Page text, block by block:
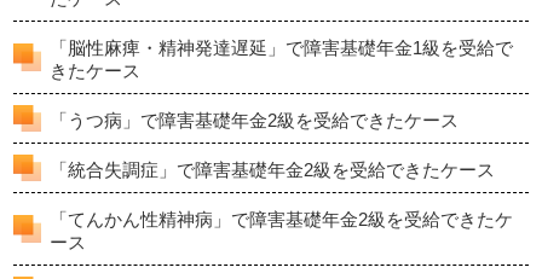
「脳性麻痺・精神発達遅延」で障害基礎年金1級を受給で
きたケース
「うつ病」で障害基礎年金2級を受給できたケース
「統合失調症」で障害基礎年金2級を受給できたケース
「てんかん性精神病」で障害基礎年金2級を受給できたケ
ース